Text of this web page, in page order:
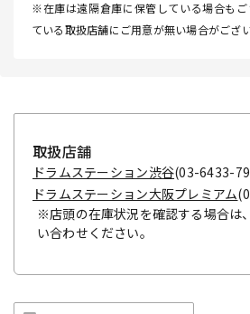
※在庫は遠隔倉庫に保管している場合も
ている取扱店舗にご用意が無い場合がござい
取扱店舗
ドラムステーション渋谷(03-6433-
ドラムステーション大阪プレミアム
※店頭の在庫状況を確認する場合は
い合わせください。